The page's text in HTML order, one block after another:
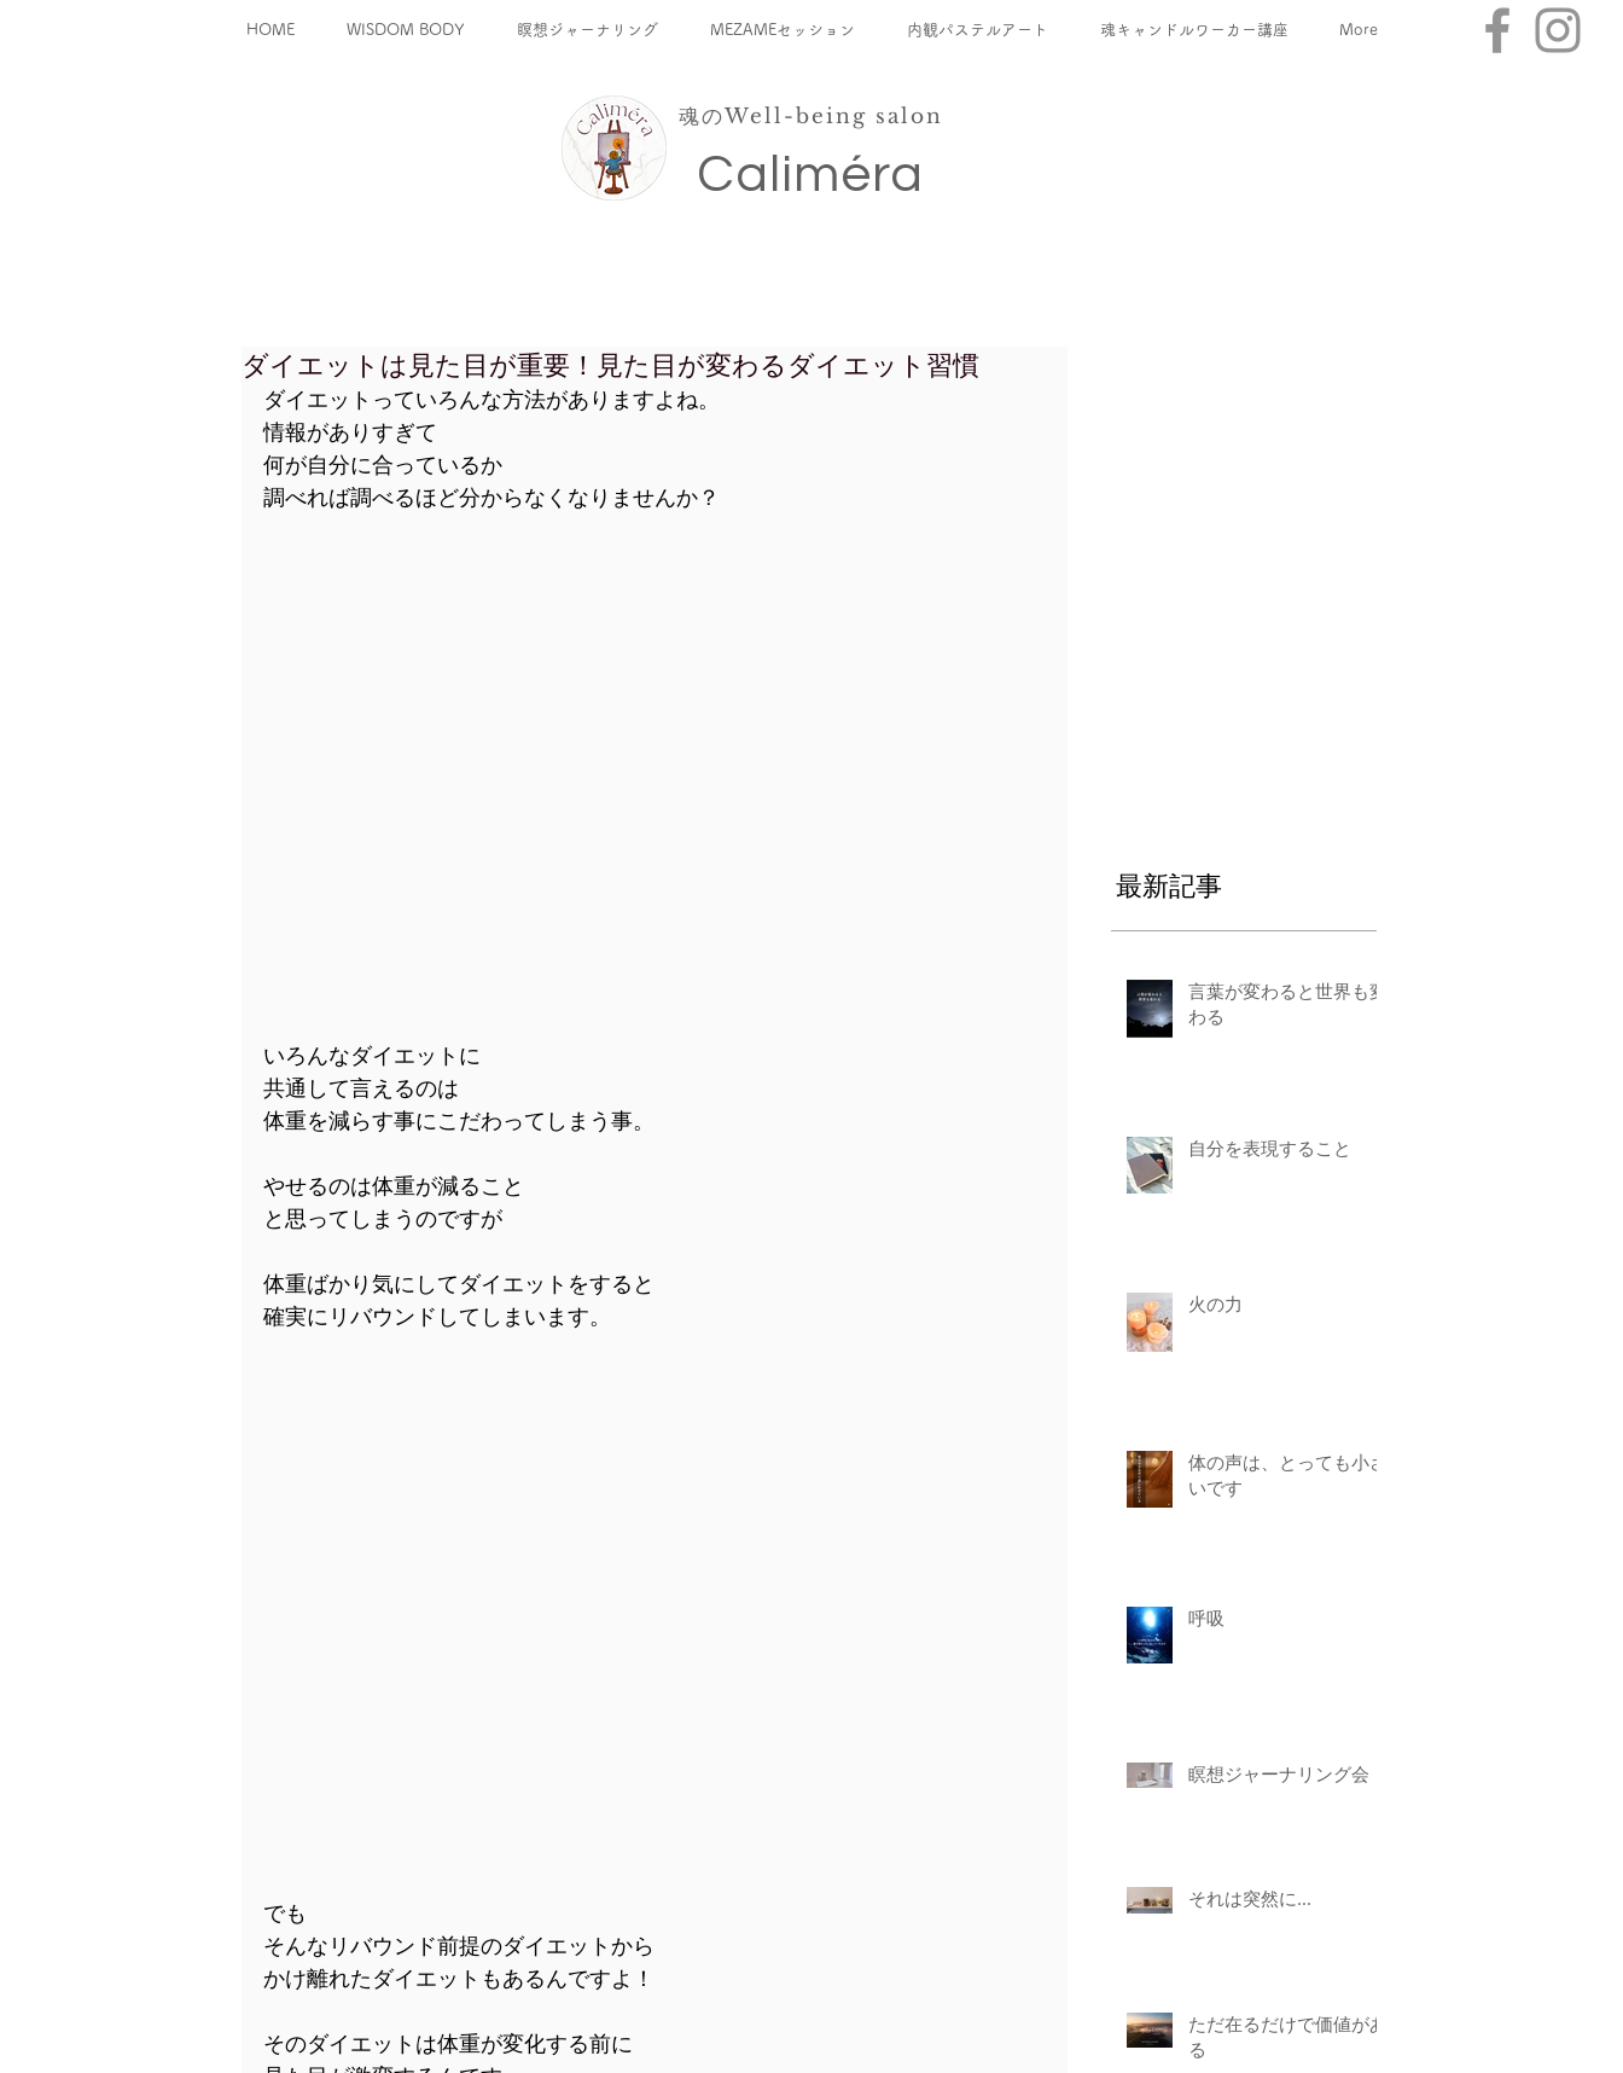
HOME WISDOM BODY 瞑想ジャーナリング MEZAMEセッション 内観パステルアート 魂キャンドルワーカー講座 More
​Caliméra
魂のWell-being salon
ダイエットは見た目が重要！見た目が変わるダイエット習慣
ダイエットっていろんな方法がありますよね。
情報がありすぎて
何が自分に合っているか
調べれば調べるほど分からなくなりませんか？
いろんなダイエットに
共通して言えるのは
体重を減らす事にこだわってしまう事。
やせるのは体重が減ること
と思ってしまうのですが
体重ばかり気にしてダイエットをすると
確実にリバウンドしてしまいます。
でも
そんなリバウンド前提のダイエットから
かけ離れたダイエットもあるんですよ！
そのダイエットは体重が変化する前に
最新記事
言葉が変わると世界も変
わる
自分を表現すること
火の力
体の声は、とっても小さ
いです
呼吸
瞑想ジャーナリング会
それは突然に...
ただ在るだけで価値があ
る